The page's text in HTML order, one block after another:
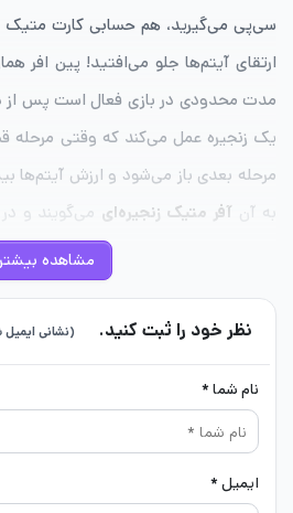
سی‌پی می‌گیرید، هم حسابی کارت
ارتقای آیتم‌ها جلو می‌افتید! پین افر
مدت محدودی در بازی فعال است پس
یک زنجیره عمل می‌کند که وقتی مرحله
مرحله بعدی باز می‌شود و ارزش آیتم‌ها
به آن آفر متیک زنجیره‌ای می‌گویند و
چون به گیمرها فرصت می‌دهد با کمترین
جدول مراحل آفر زنجیره‌ای
مرحله
سی
مشاهده بیشتر
نظر خود را ثبت کنید. (نشانی
نام شما *
ایمیل *